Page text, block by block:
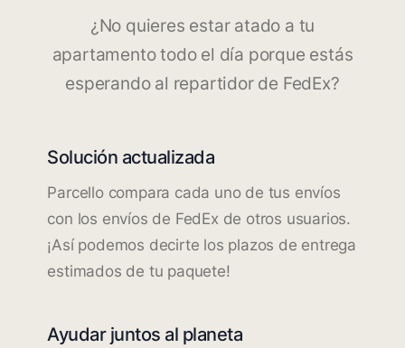
¿No quieres estar atado a tu
apartamento todo el día porque estás
esperando al repartidor de FedEx?
Solución actualizada
Parcello compara cada uno de tus envíos
con los envíos de FedEx de otros usuarios.
¡Así podemos decirte los plazos de entrega
estimados de tu paquete!
Ayudar juntos al planeta